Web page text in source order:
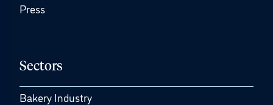
Press
Sectors
Bakery Industry